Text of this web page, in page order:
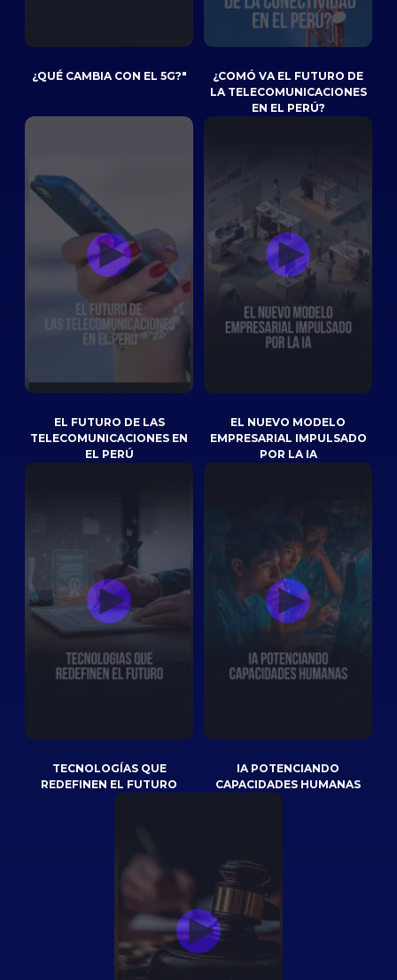
¿QUÉ CAMBIA CON EL 5G?"
¿COMÓ VA EL FUTURO DE
LA TELECOMUNICACIONES
EN EL PERÚ?
EL FUTURO DE LAS
TELECOMUNICACIONES EN
EL PERÚ
EL NUEVO MODELO
EMPRESARIAL IMPULSADO
POR LA IA
TECNOLOGÍAS QUE
REDEFINEN EL FUTURO
IA POTENCIANDO
CAPACIDADES HUMANAS